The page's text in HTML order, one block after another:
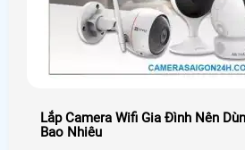
Lắp Camera Wifi Gia Đình Nên
Bao Nhiêu